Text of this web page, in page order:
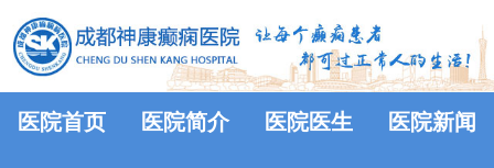
医院首页 医院简介 医院医生 医院新闻